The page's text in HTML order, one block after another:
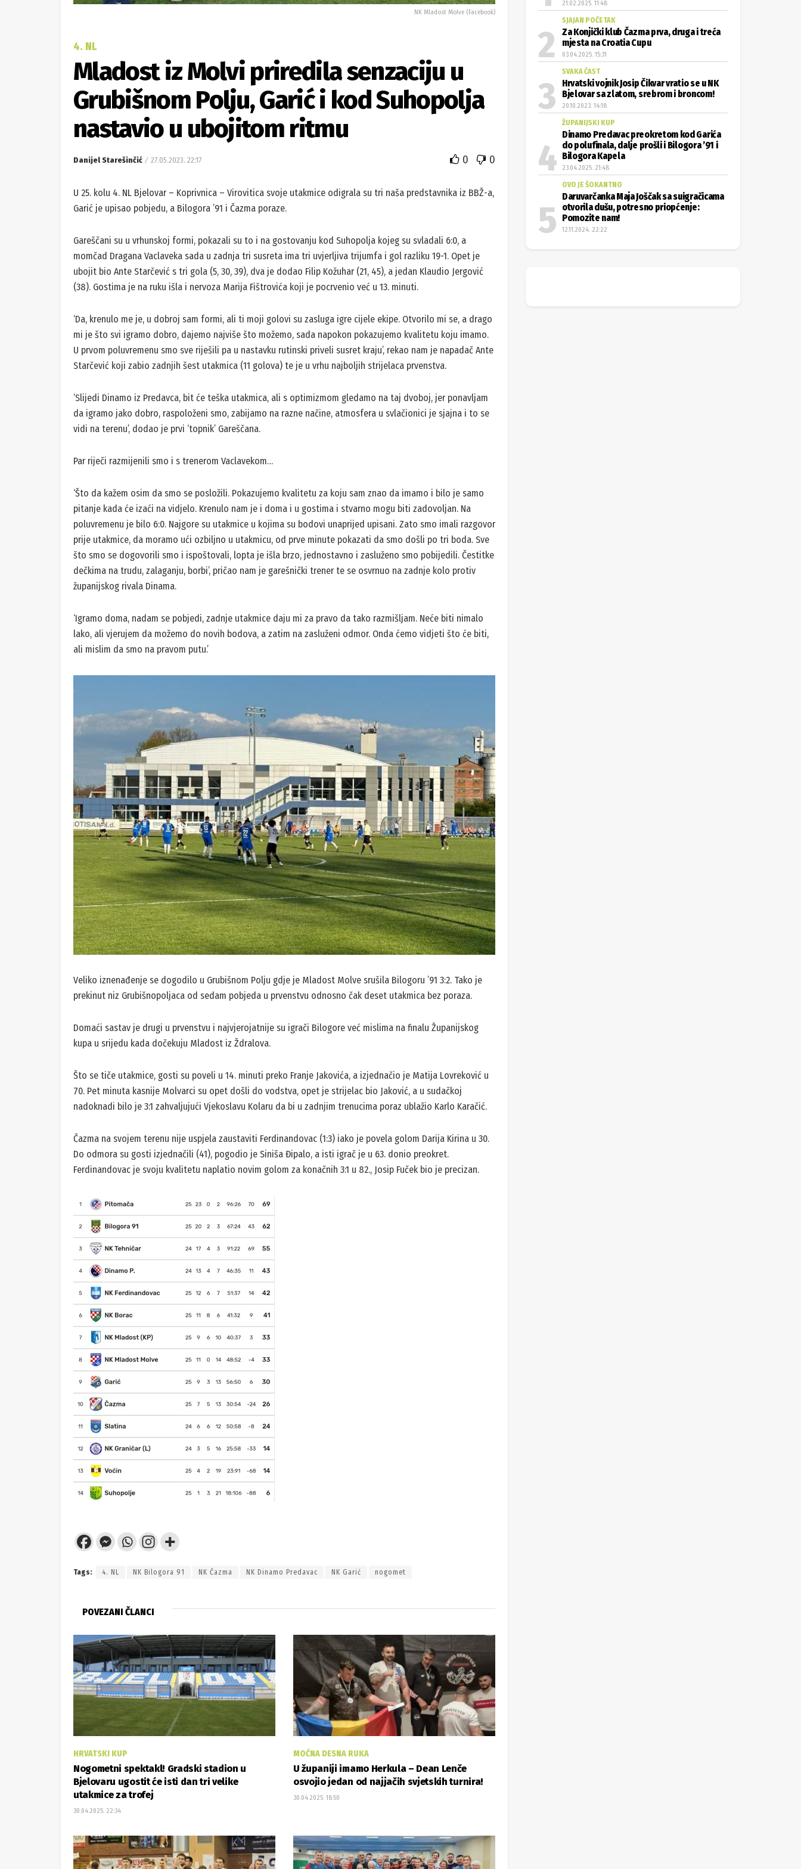
NK Mladost Molve (Facebook)
4. NL
Mladost iz Molvi priredila senzaciju u
Grubišnom Polju, Garić i kod Suhopolja
nastavio u ubojitom ritmu
Danijel Starešinčić 27.05.2023. 22:17 0 0
U 25. kolu 4. NL Bjelovar – Koprivnica – Virovitica svoje utakmice odigrala su tri naša predstavnika iz BBŽ-a,
Garić je upisao pobjedu, a Bilogora ’91 i Čazma poraze.
Gareščani su u vrhunskoj formi, pokazali su to i na gostovanju kod Suhopolja kojeg su svladali 6:0, a
momčad Dragana Vaclaveka sada u zadnja tri susreta ima tri uvjerljiva trijumfa i gol razliku 19-1. Opet je
ubojit bio Ante Starčević s tri gola (5, 30, 39), dva je dodao Filip Kožuhar (21, 45), a jedan Klaudio Jergović
(38). Gostima je na ruku išla i nervoza Marija Fištrovića koji je pocrvenio već u 13. minuti.
‘Da, krenulo me je, u dobroj sam formi, ali ti moji golovi su zasluga igre cijele ekipe. Otvorilo mi se, a drago
mi je što svi igramo dobro, dajemo najviše što možemo, sada napokon pokazujemo kvalitetu koju imamo.
U prvom poluvremenu smo sve riješili pa u nastavku rutinski priveli susret kraju’, rekao nam je napadač Ante
Starčević koji zabio zadnjih šest utakmica (11 golova) te je u vrhu najboljih strijelaca prvenstva.
‘Slijedi Dinamo iz Predavca, bit će teška utakmica, ali s optimizmom gledamo na taj dvoboj, jer ponavljam
da igramo jako dobro, raspoloženi smo, zabijamo na razne načine, atmosfera u svlačionici je sjajna i to se
vidi na terenu’, dodao je prvi ‘topnik’ Gareščana.
Par riječi razmijenili smo i s trenerom Vaclavekom…
‘Što da kažem osim da smo se posložili. Pokazujemo kvalitetu za koju sam znao da imamo i bilo je samo
pitanje kada će izaći na vidjelo. Krenulo nam je i doma i u gostima i stvarno mogu biti zadovoljan. Na
poluvremenu je bilo 6:0. Najgore su utakmice u kojima su bodovi unaprijed upisani. Zato smo imali razgovor
prije utakmice, da moramo ući ozbiljno u utakmicu, od prve minute pokazati da smo došli po tri boda. Sve
što smo se dogovorili smo i ispoštovali, lopta je išla brzo, jednostavno i zasluženo smo pobijedili. Čestitke
dečkima na trudu, zalaganju, borbi’, pričao nam je garešnički trener te se osvrnuo na zadnje kolo protiv
županijskog rivala Dinama.
‘Igramo doma, nadam se pobjedi, zadnje utakmice daju mi za pravo da tako razmišljam. Neće biti nimalo
lako, ali vjerujem da možemo do novih bodova, a zatim na zasluženi odmor. Onda ćemo vidjeti što će biti,
ali mislim da smo na pravom putu.’
Veliko iznenađenje se dogodilo u Grubišnom Polju gdje je Mladost Molve srušila Bilogoru ’91 3:2. Tako je
prekinut niz Grubišnopoljaca od sedam pobjeda u prvenstvu odnosno čak deset utakmica bez poraza.
Domaći sastav je drugi u prvenstvu i najvjerojatnije su igrači Bilogore već mislima na finalu Županijskog
kupa u srijedu kada dočekuju Mladost iz Ždralova.
Što se tiče utakmice, gosti su poveli u 14. minuti preko Franje Jakovića, a izjednačio je Matija Lovreković u
70. Pet minuta kasnije Molvarci su opet došli do vodstva, opet je strijelac bio Jaković, a u sudačkoj
nadoknadi bilo je 3:1 zahvaljujući Vjekoslavu Kolaru da bi u zadnjim trenucima poraz ublažio Karlo Karačić.
Čazma na svojem terenu nije uspjela zaustaviti Ferdinandovac (1:3) iako je povela golom Darija Kirina u 30.
Do odmora su gosti izjednačili (41), pogodio je Siniša Đipalo, a isti igrač je u 63. donio preokret.
Ferdinandovac je svoju kvalitetu naplatio novim golom za konačnih 3:1 u 82., Josip Fuček bio je precizan.
Tags: 4. NL NK Bilogora 91 NK Čazma NK Dinamo Predavac NK Garić nogomet
POVEZANI ČLANCI
HRVATSKI KUP
Nogometni spektakl! Gradski stadion u
Bjelovaru ugostit će isti dan tri velike
utakmice za trofej
30.04.2025. 22:34
MOĆNA DESNA RUKA
U županiji imamo Herkula – Dean Lenče
osvojio jedan od najjačih svjetskih turnira!
30.04.2025. 18:50
21.02.2025. 11:48
SJAJAN POČETAK
Za Konjički klub Čazma prva, druga i treća
mjesta na Croatia Cupu
03.04.2025. 15:31
SVAKA ČAST
Hrvatski vojnik Josip Čikvar vratio se u NK
Bjelovar sa zlatom, srebrom i broncom!
20.10.2023. 14:18
ŽUPANIJSKI KUP
Dinamo Predavac preokretom kod Garića
do polufinala, dalje prošli i Bilogora ’91 i
Bilogora Kapela
23.04.2025. 21:48
OVO JE ŠOKANTNO
Daruvarčanka Maja Joščak sa suigračicama
otvorila dušu, potresno priopćenje:
Pomozite nam!
12.11.2024. 22:22